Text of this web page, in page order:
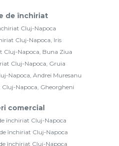
de închiriat
Cluj-Napoca
Cluj-Napoca, Iris
Cluj-Napoca, Buna Ziua
Cluj-Napoca, Gruia
Napoca, Andrei Muresanu
Cluj-Napoca, Gheorgheni
comercial
închiriat Cluj-Napoca
închiriat Cluj-Napoca
închiriat Cluj-Napoca